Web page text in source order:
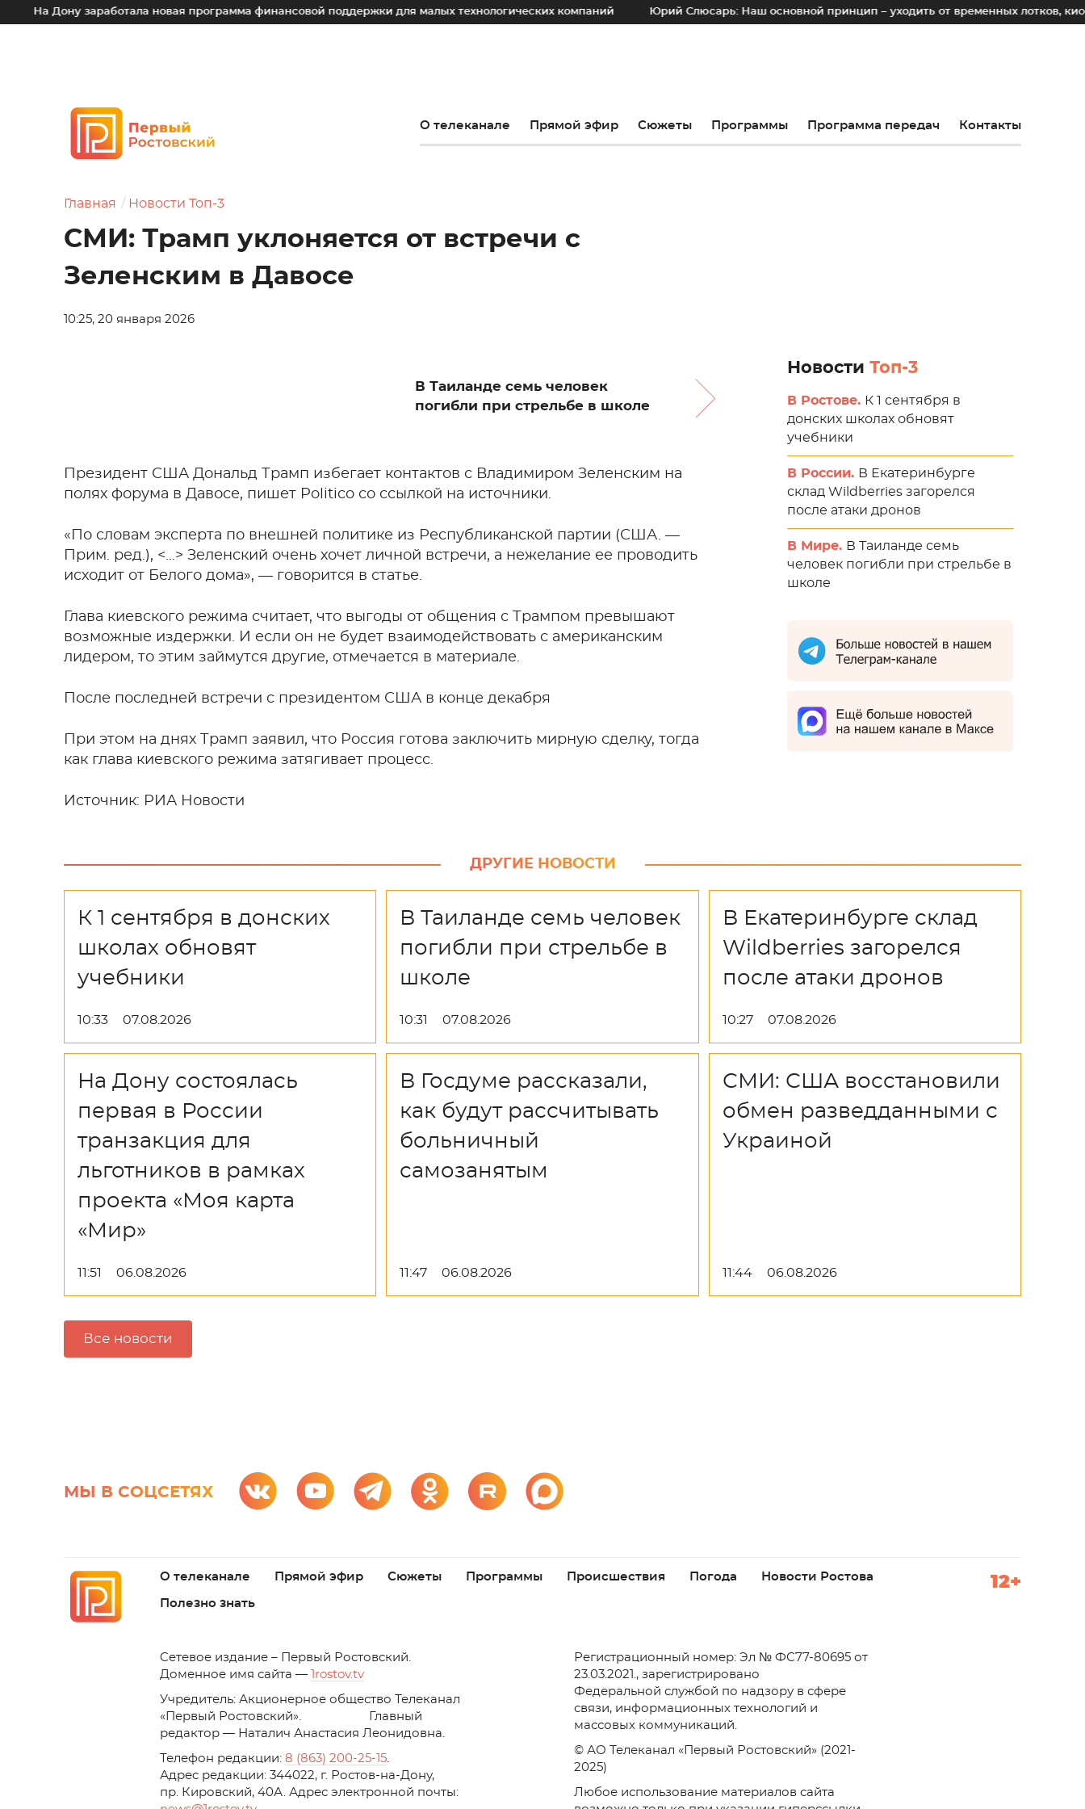
Дону заработала новая программа финансовой поддержки для малых технологических компаний Юрий Слюсарь: Наш основной принцип – уходить от временных лотков, киосков и
О телеканале Прямой эфир Сюжеты Программы Программа передач Контакты
Главная Новости Топ-3
СМИ: Трамп уклоняется от встречи с
Зеленским в Давосе
10:25, 20 января 2026
В Таиланде семь человек
погибли при стрельбе в школе
Президент США Дональд Трамп избегает контактов с Владимиром Зеленским на
полях форума в Давосе, пишет Politico со ссылкой на источники.
«По словам эксперта по внешней политике из Республиканской партии (США. —
Прим. ред.), <…> Зеленский очень хочет личной встречи, а нежелание ее проводить
исходит от Белого дома», — говорится в статье.
Глава киевского режима считает, что выгоды от общения с Трампом превышают
возможные издержки. И если он не будет взаимодействовать с американским
лидером, то этим займутся другие, отмечается в материале.
После последней встречи с президентом США в конце декабря
При этом на днях Трамп заявил, что Россия готова заключить мирную сделку, тогда
как глава киевского режима затягивает процесс.
Источник: РИА Новости
Новости Топ-3
В Ростове. К 1 сентября в
донских школах обновят
учебники
В России. В Екатеринбурге
склад Wildberries загорелся
после атаки дронов
В Мире. В Таиланде семь
человек погибли при стрельбе в
школе
ДРУГИЕ НОВОСТИ
К 1 сентября в донских
школах обновят
учебники
10:33 07.08.2026
В Таиланде семь человек
погибли при стрельбе в
школе
10:31 07.08.2026
В Екатеринбурге склад
Wildberries загорелся
после атаки дронов
10:27 07.08.2026
На Дону состоялась
первая в России
транзакция для
льготников в рамках
проекта «Моя карта
«Мир»
11:51 06.08.2026
В Госдуме рассказали,
как будут рассчитывать
больничный
самозанятым
11:47 06.08.2026
СМИ: США восстановили
обмен разведданными с
Украиной
11:44 06.08.2026
Все новости
МЫ В СОЦСЕТЯХ
О телеканале Прямой эфир Сюжеты Программы Происшествия Погода Новости Ростова
Полезно знать
12+
Cетевое издание – Первый Ростовский.
Доменное имя сайта —
1rostov.tv
Учредитель: Акционерное общество Телеканал
«Первый Ростовский». Главный
редактор — Наталич Анастасия Леонидовна.
Телефон редакции: 8 (863) 200-25-15.
Адрес редакции: 344022, г. Ростов-на-Дону,
пр. Кировский, 40А. Адрес электронной почты:
Регистрационный номер: Эл № ФС77-80695 от
23.03.2021., зарегистрировано
Федеральной службой по надзору в сфере
связи, информационных технологий и
массовых коммуникаций.
© АО Телеканал «Первый Ростовский» (2021-
2025)
Любое использование материалов сайта